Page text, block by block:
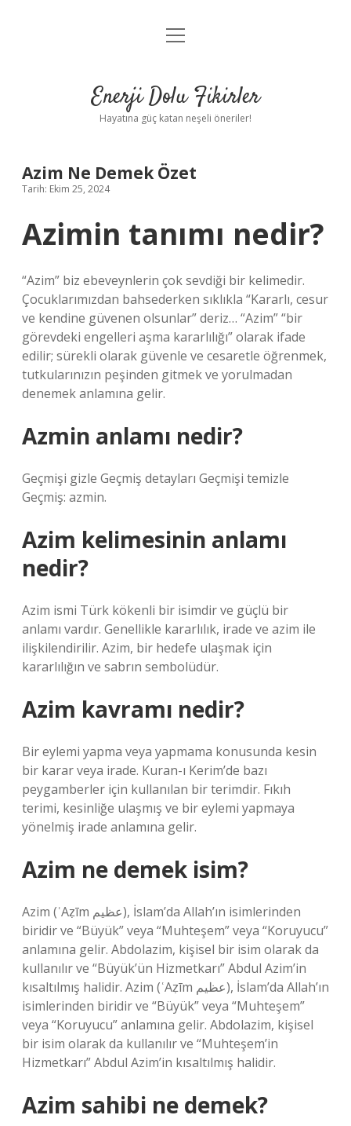
Anasayfa
Yasal Uyarı
menüyü
Enerji Dolu Fikirler
Hayatına güç katan neşeli öneriler!
Azim Ne Demek Özet
Tarih: Ekim 25, 2024
Azimin tanımı nedir?
“Azim” biz ebeveynlerin çok sevdiği bir kelimedir.
Çocuklarımızdan bahsederken sıklıkla “Kararlı, cesur
ve kendine güvenen olsunlar” deriz… “Azim” “bir
görevdeki engelleri aşma kararlılığı” olarak ifade
edilir; sürekli olarak güvenle ve cesaretle öğrenmek,
tutkularınızın peşinden gitmek ve yorulmadan
denemek anlamına gelir.
Azmin anlamı nedir?
Geçmişi gizle Geçmiş detayları Geçmişi temizle
Geçmiş: azmin.
Azim kelimesinin anlamı
nedir?
Azim ismi Türk kökenli bir isimdir ve güçlü bir
anlamı vardır. Genellikle kararlılık, irade ve azim ile
ilişkilendirilir. Azim, bir hedefe ulaşmak için
kararlılığın ve sabrın sembolüdür.
Azim kavramı nedir?
Bir eylemi yapma veya yapmama konusunda kesin
bir karar veya irade. Kuran-ı Kerim’de bazı
peygamberler için kullanılan bir terimdir. Fıkıh
terimi, kesinliğe ulaşmış ve bir eylemi yapmaya
yönelmiş irade anlamına gelir.
Azim ne demek isim?
Azim (ʿAẓīm عظيم), İslam’da Allah’ın isimlerinden
biridir ve “Büyük” veya “Muhteşem” veya “Koruyucu”
anlamına gelir. Abdolazim, kişisel bir isim olarak da
kullanılır ve “Büyük’ün Hizmetkarı” Abdul Azim’in
kısaltılmış halidir. Azim (ʿAẓīm عظيم), İslam’da Allah’ın
isimlerinden biridir ve “Büyük” veya “Muhteşem”
veya “Koruyucu” anlamına gelir. Abdolazim, kişisel
bir isim olarak da kullanılır ve “Muhteşem’in
Hizmetkarı” Abdul Azim’in kısaltılmış halidir.
Azim sahibi ne demek?